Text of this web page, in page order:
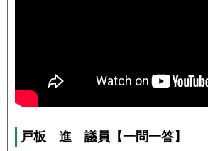
戸板 進 議員 【一問一答】